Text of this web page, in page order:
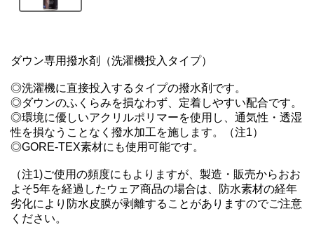
ダウン専用撥水剤（洗濯機投入タイプ）
◎洗濯機に直接投入するタイプの撥水剤です。
◎ダウンのふくらみを損なわず、定着しやすい配合です。
◎環境に優しいアクリルポリマーを使用し、通気性・透湿
性を損なうことなく撥水加工を施します。（注1）
◎GORE-TEX素材にも使用可能です。
（注1)ご使用の頻度にもよりますが、製造・販売からおお
よそ5年を経過したウェア商品の場合は、防水素材の経年
劣化により防水皮膜が剥離することがありますのでご注意
ください。